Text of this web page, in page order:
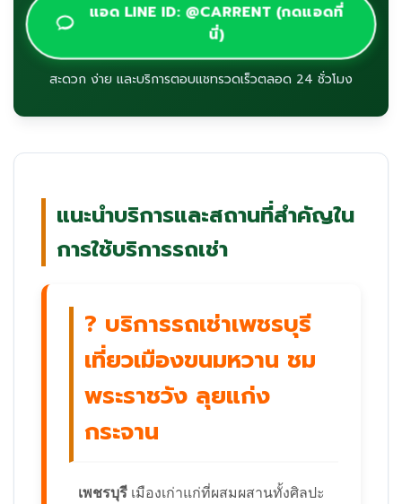
แอด LINE ID: @CARRENT (กดแอดที่
นี่)
สะดวก ง่าย และบริการตอบแชทรวดเร็วตลอด 24 ชั่วโมง
แนะนำบริการและสถานที่สำคัญใน
การใช้บริการรถเช่า
? บริการรถเช่าเพชรบุรี
เที่ยวเมืองขนมหวาน ชม
พระราชวัง ลุยแก่ง
กระจาน
เพชรบุรี เมืองเก่าแก่ที่ผสมผสานทั้งศิลปะ